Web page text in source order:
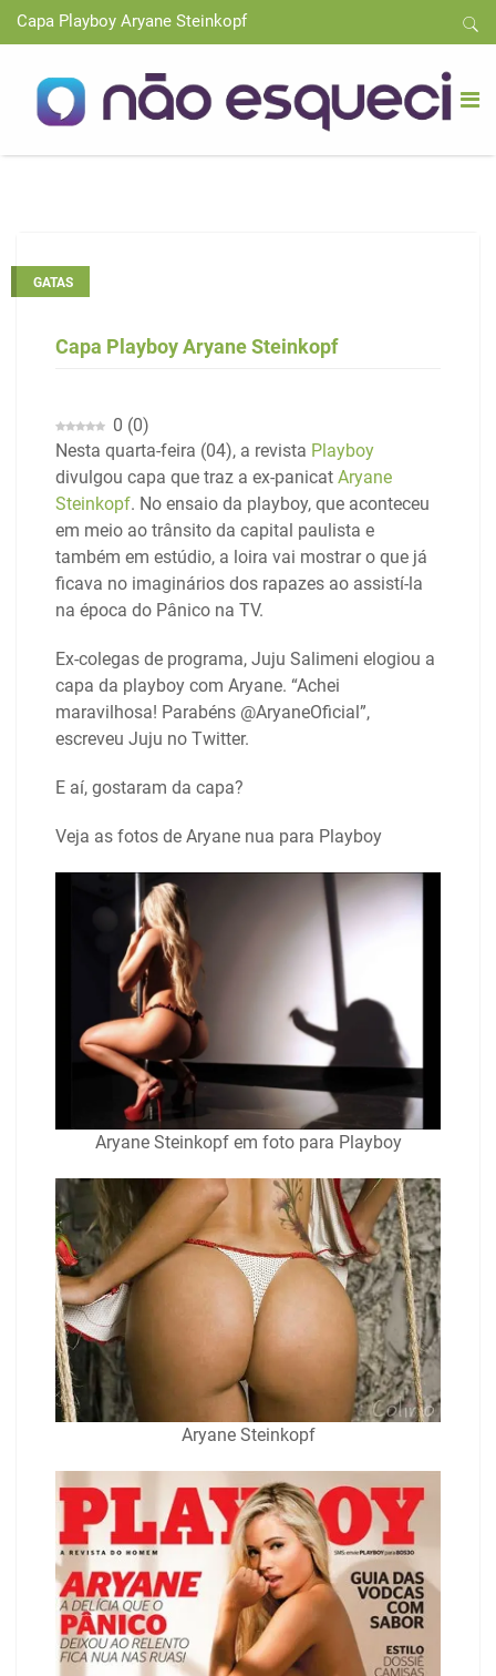
Capa Playboy Aryane Steinkopf
GATAS
Capa Playboy Aryane Steinkopf
0 (0)
Nesta quarta-feira (04), a revista Playboy
divulgou capa que traz a ex-panicat Aryane
Steinkopf. No ensaio da playboy, que aconteceu
em meio ao trânsito da capital paulista e
também em estúdio, a loira vai mostrar o que já
ficava no imaginários dos rapazes ao assistí-la
na época do Pânico na TV.
Ex-colegas de programa, Juju Salimeni elogiou a
capa da playboy com Aryane. “Achei
maravilhosa! Parabéns @AryaneOficial”,
escreveu Juju no Twitter.
E aí, gostaram da capa?
Veja as fotos de Aryane nua para Playboy
Aryane Steinkopf em foto para Playboy
Aryane Steinkopf